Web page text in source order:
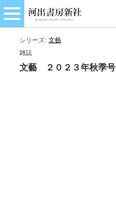
シリーズ:文藝
雑誌
文藝 ２０２３年秋季号